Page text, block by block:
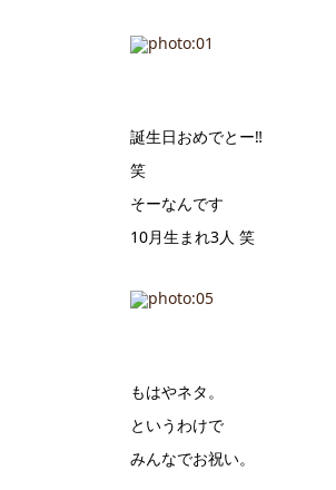
誕生日おめでとー‼︎
笑
そーなんです
10月生まれ3人 笑
もはやネタ。
というわけで
みんなでお祝い。